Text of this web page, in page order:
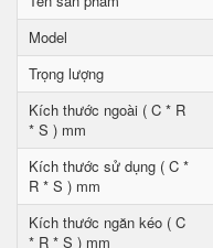
Model
Trọng lượng
Kích thước ngoài ( C * R
* S ) mm
Kích thước sử dụng ( C *
R * S ) mm
Kích thước ngăn kéo ( C
* R * S ) mm